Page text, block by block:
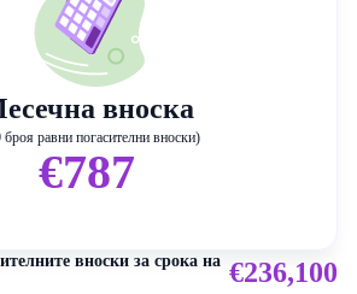
вноска
броя равни погасителни вноски)
€787
вноски за срока на €236,100